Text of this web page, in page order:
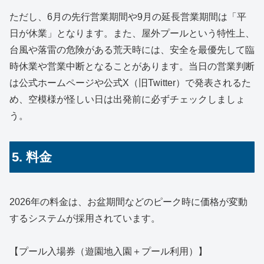
ただし、6月の先行営業期間や9月の延長営業期間は「平
日が休業」となります。また、屋外プールという特性上、
台風や落雷の危険がある荒天時には、安全を最優先して臨
時休業や営業中断となることがあります。当日の営業判断
は公式ホームページや公式X（旧Twitter）で発表されるた
め、空模様が怪しい日は出発前に必ずチェックしましょ
う。
5. 料金
2026年の料金は、お盆期間などのピーク時に価格が変動
するシステムが採用されています。
【プール入場券（遊園地入園＋プール利用）】